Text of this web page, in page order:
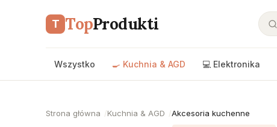
T TopProdukti
Wszystko 🍳 Kuchnia & AGD 💻 Elektronika
Strona główna Kuchnia & AGD Akcesoria kuchenne